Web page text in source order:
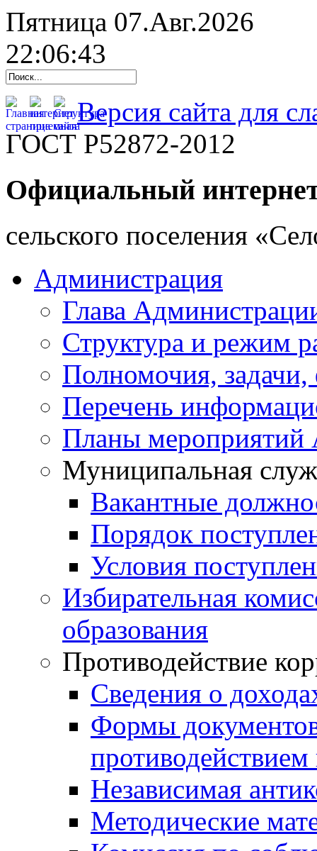
Пятница 07.Авг.2026
22:06:44
Версия сайта для
ГОСТ Р52872-2012
Официальный
cельского поселения
Администрация
Глава
Структура и режим
Полномочия,
Перечень
Планы мероприятий
Муниципальная
Вакантные
Порядок
Условия
Избирательная
образования
Противодействие
Сведения о
Формы
Независимая
Методические